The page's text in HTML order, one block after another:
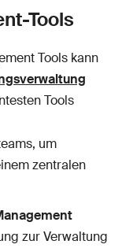
Tools
Tools kann
Tools
um
zentralen
zur Verwaltung